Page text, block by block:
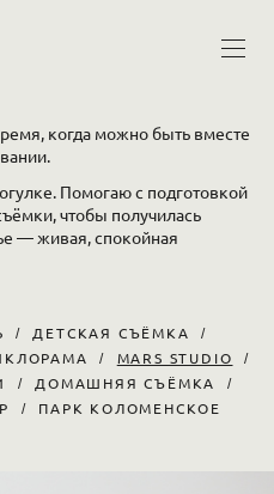
когда можно быть вместе
Помогаю с подготовкой
чтобы получилась
— живая, спокойная
ДЕТСКАЯ СЪЁМКА
MARS STUDIO
ДОМАШНЯЯ СЪЁМКА
ПАРК КОЛОМЕНСКОЕ